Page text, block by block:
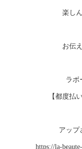
楽し
お伝
ラボ
【都度払
アップ
https://la-